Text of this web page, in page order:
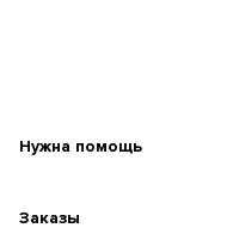
Нужна помощь
Заказы